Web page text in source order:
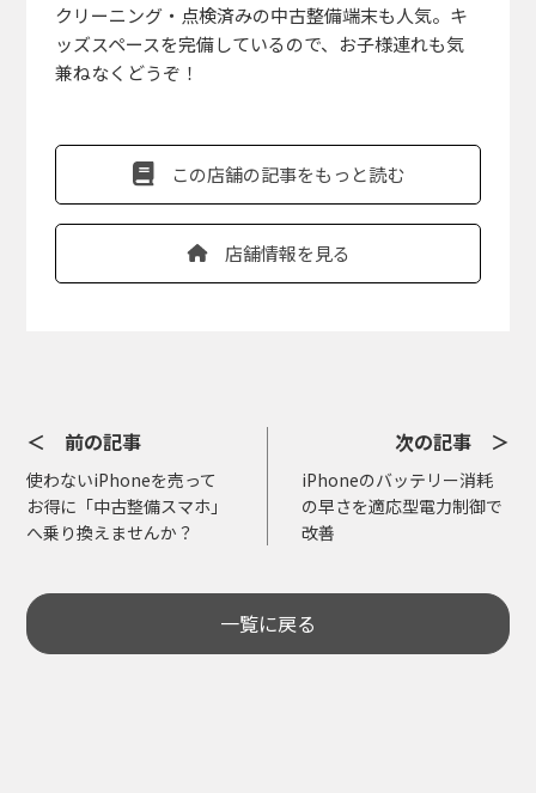
クリーニング・点検済みの中古整備端末も人気。キ
ッズスペースを完備しているので、お子様連れも気
兼ねなくどうぞ！
この店舗の記事をもっと読む
店舗情報を見る
＜ 前の記事
使わないiPhoneを売って
お得に「中古整備スマホ」
へ乗り換えませんか？
次の記事 ＞
iPhoneのバッテリー消耗
の早さを適応型電力制御で
改善
一覧に戻る